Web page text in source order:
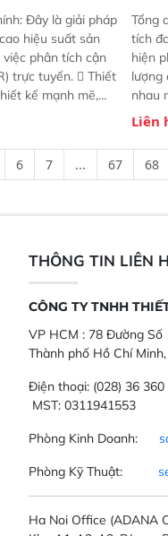
Đây là giải pháp
hiệu suất sản
phân tích cận
trực tuyến.  Thiết
kế mạnh mẽ,
trợ tản nhiệt tăng
kiểm tra áp suất
kết: Mang lại
thông số theo
Tổng
tích
hiện
lượng
nhau
chất
kỳ ai
đa
đơn
Liên
6 7 ... 67 68
THÔNG TIN LIÊN
CÔNG TY TNHH
VP HCM : 78 Đường Số
Thành phố Hồ Chí
Điện thoại: (028) 36
MST: 0311941553
Phòng Kinh Doanh:
Phòng Kỹ Thuật:
Ha Noi Office (ADANA